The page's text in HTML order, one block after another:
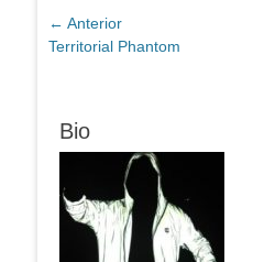
Navegação
de
← Anterior
Post
Territorial Phantom
Bio